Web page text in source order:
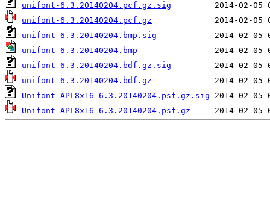
unifont-6.3.20140204.pcf.gz.sig
unifont-6.3.20140204.pcf.gz
unifont-6.3.20140204.bmp.sig
unifont-6.3.20140204.bmp
unifont-6.3.20140204.bdf.gz.sig
unifont-6.3.20140204.bdf.gz
Unifont-APL8x16-6.3.20140204.psf.gz.sig
Unifont-APL8x16-6.3.20140204.psf.gz